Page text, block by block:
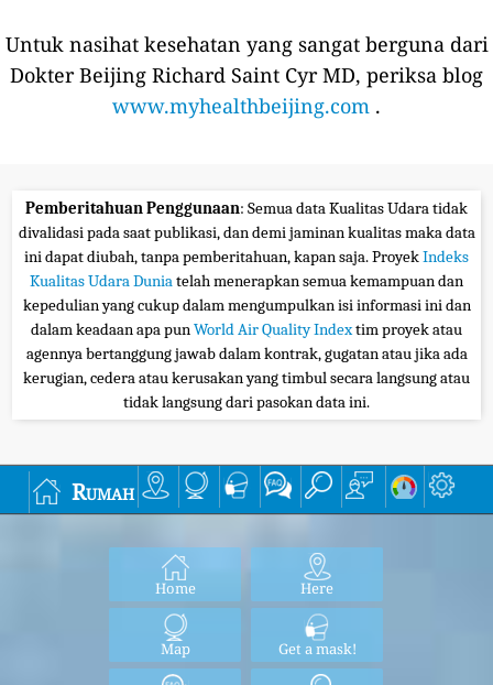
Untuk nasihat kesehatan yang sangat berguna dari
Dokter Beijing Richard Saint Cyr MD, periksa blog
www.myhealthbeijing.com .
Pemberitahuan Penggunaan: Semua data Kualitas Udara tidak
divalidasi pada saat publikasi, dan demi jaminan kualitas maka data
ini dapat diubah, tanpa pemberitahuan, kapan saja. ProyekIndeks
Kualitas Udara Duniatelah menerapkan semua kemampuan dan
kepedulian yang cukup dalam mengumpulkan isi informasi ini dan
dalam keadaan apa punWorld Air Quality Indextim proyek atau
agennya bertanggung jawab dalam kontrak, gugatan atau jika ada
kerugian, cedera atau kerusakan yang timbul secara langsung atau
tidak langsung dari pasokan data ini.
Rumah
Home Here
Map Get a mask!